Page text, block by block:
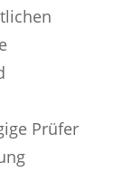
Prüfer